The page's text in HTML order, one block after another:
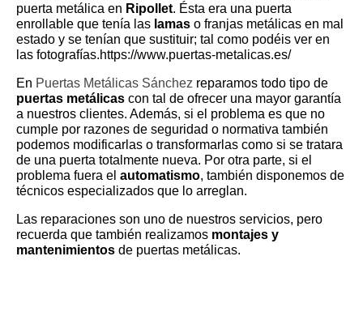
puerta metálica en Ripollet. Ésta era una puerta
enrollable que tenía las lamas o franjas metálicas en mal
estado y se tenían que sustituir; tal como podéis ver en
las fotografías.https://www.puertas-metalicas.es/
En Puertas Metálicas Sánchez reparamos todo tipo de
puertas metálicas con tal de ofrecer una mayor garantía
a nuestros clientes. Además, si el problema es que no
cumple por razones de seguridad o normativa también
podemos modificarlas o transformarlas como si se tratara
de una puerta totalmente nueva. Por otra parte, si el
problema fuera el automatismo, también disponemos de
técnicos especializados que lo arreglan.
Las reparaciones son uno de nuestros servicios, pero
recuerda que también realizamos montajes y
mantenimientos de puertas metálicas.